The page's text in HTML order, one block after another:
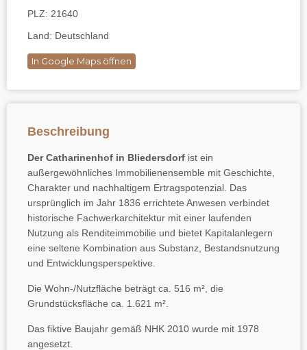
PLZ: 21640
Land: Deutschland
In Google Maps öffnen
Beschreibung
Der Catharinenhof in Bliedersdorf ist ein
außergewöhnliches Immobilienensemble mit Geschichte,
Charakter und nachhaltigem Ertragspotenzial. Das
ursprünglich im Jahr 1836 errichtete Anwesen verbindet
historische Fachwerkarchitektur mit einer laufenden
Nutzung als Renditeimmobilie und bietet Kapitalanlegern
eine seltene Kombination aus Substanz, Bestandsnutzung
und Entwicklungsperspektive.
Die Wohn-/Nutzfläche beträgt ca. 516 m², die
Grundstücksfläche ca. 1.621 m².
Das fiktive Baujahr gemäß NHK 2010 wurde mit 1978
angesetzt.